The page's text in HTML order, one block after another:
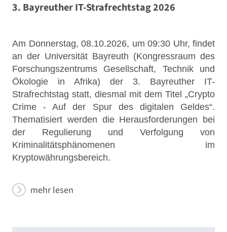
3. Bayreuther IT-Strafrechtstag 2026
Am Donnerstag, 08.10.2026, um 09:30 Uhr, findet
an der Universität Bayreuth (Kongressraum des
Forschungszentrums Gesellschaft, Technik und
Ökologie in Afrika) der 3. Bayreuther IT-
Strafrechtstag statt, diesmal mit dem Titel „Crypto
Crime - Auf der Spur des digitalen Geldes“.
Thematisiert werden die Herausforderungen bei
der Regulierung und Verfolgung von
Kriminalitätsphänomenen im
Kryptowährungsbereich.
mehr lesen